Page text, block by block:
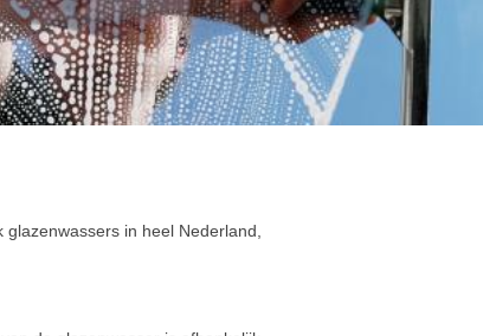
in heel Nederland,